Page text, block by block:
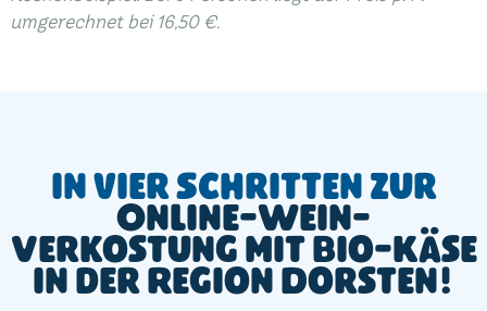
umgerechnet bei 16,50 €.
In vier Schritten zur
Online-Wein-
Verkostung mit Bio-Käse
in der Region Dorsten!